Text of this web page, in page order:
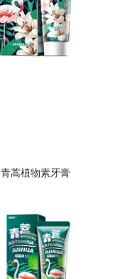
青蒿植物素牙膏